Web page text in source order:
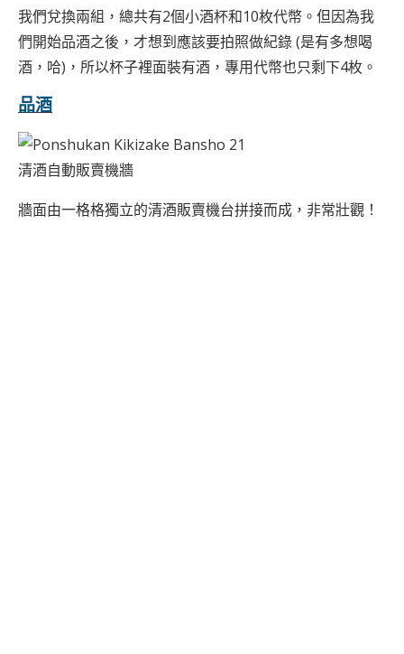
我們兌換兩組，總共有2個小酒杯和10枚代幣。但因為我
們開始品酒之後，才想到應該要拍照做紀錄 (是有多想喝
酒，哈)，所以杯子裡面裝有酒，專用代幣也只剩下4枚。
品酒
清酒自動販賣機牆
牆面由一格格獨立的清酒販賣機台拼接而成，非常壯觀！